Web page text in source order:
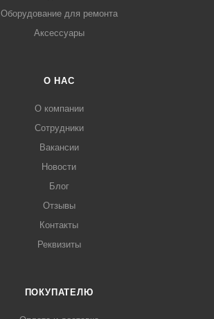
Оборудование для ремонта
Аксессуары
О НАС
О компании
Сотрудники
Вакансии
Новости
Блог
Отзывы
Контакты
Реквизиты
ПОКУПАТЕЛЮ